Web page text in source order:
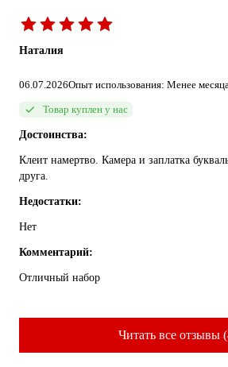
Наталия
06.07.2026Опыт использования: Менее месяца
Товар куплен у нас
Достоинства:
Клеит намертво. Камера и заплатка
друга.
Недостатки:
Нет
Комментарий:
Отличный набор
Читать все отзывы